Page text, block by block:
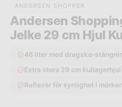
ANDERSEN SHOPPER
Andersen
Jelke 29 cm Hjul
46 liter med dragsko-
Extra stora 29 cm kullagerhjul
Reflexer för synlighet i mörker